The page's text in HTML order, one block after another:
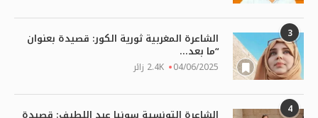
3 الشاعرة المغربية ثورية الكور: قصيدة بعنوان
“ما بعد...
04/06/2025 2.4K زائر
4